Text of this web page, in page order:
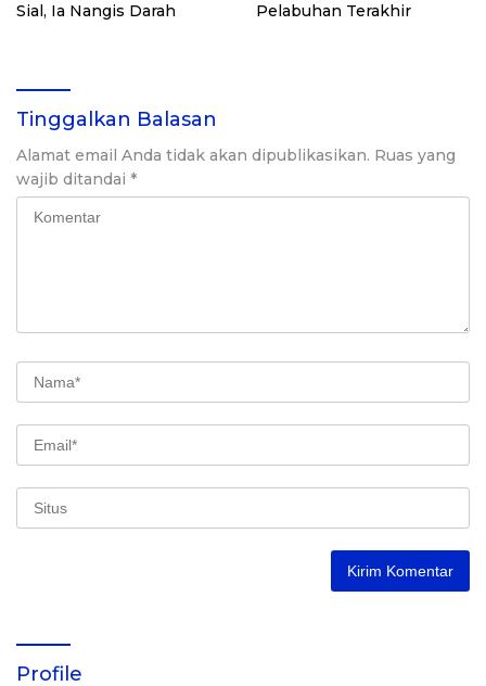
Sial, Ia Nangis Darah Pelabuhan Terakhir
Tinggalkan Balasan
Alamat email Anda tidak akan dipublikasikan. Ruas yang
wajib ditandai *
Profile